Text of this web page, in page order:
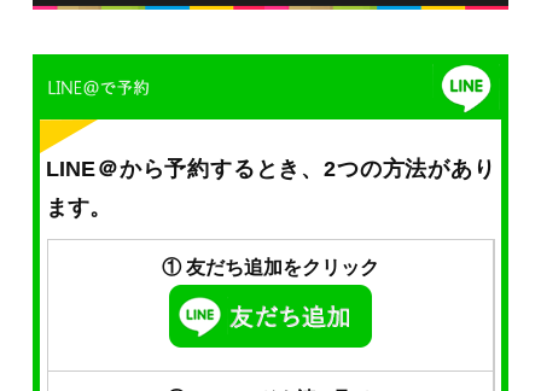
LINE＠から予約するとき、2つの方法があり
ます。
① 友だち追加をクリック